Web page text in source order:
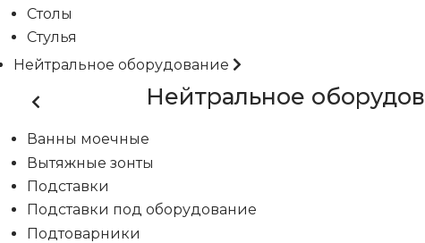
Столы
Стулья
Нейтральное оборудование
Нейтральное
Ванны моечные
Вытяжные зонты
Подставки
Подставки под оборудование
Подтоварники